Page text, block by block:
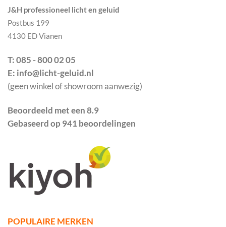
POPULAIRE MERKEN
J&H professioneel licht en geluid
Postbus 199
4130 ED Vianen
T: 085 - 800 02 05
E: info@licht-geluid.nl
(geen winkel of showroom aanwezig)
Beoordeeld met een 8.9
Gebaseerd op 941 beoordelingen